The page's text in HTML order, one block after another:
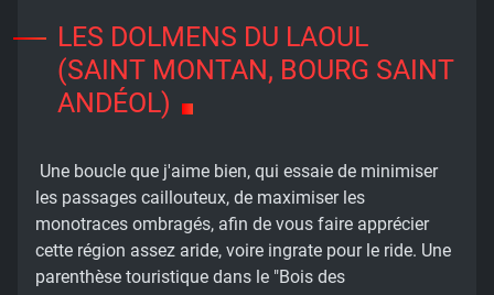
LES DOLMENS DU LAOUL
(SAINT MONTAN, BOURG SAINT
ANDÉOL)
Une boucle que j'aime bien, qui essaie de minimiser
les passages caillouteux, de maximiser les
monotraces ombragés, afin de vous faire apprécier
cette région assez aride, voire ingrate pour le ride. Une
parenthèse touristique dans le "Bois des